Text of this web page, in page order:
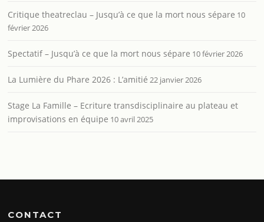
Critique theatreclau – Jusqu’à ce que la mort nous sépare 10
février 2026
Spectatif – Jusqu’à ce que la mort nous sépare 10 février 2026
La Lumière du Phare 2026 : L’amitié 22 janvier 2026
Stage La Famille – Ecriture transdisciplinaire au plateau et
improvisations en équipe 10 avril 2025
CONTACT